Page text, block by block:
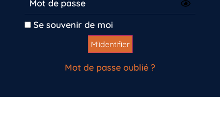
Se souvenir de moi
Mot de passe oublié ?